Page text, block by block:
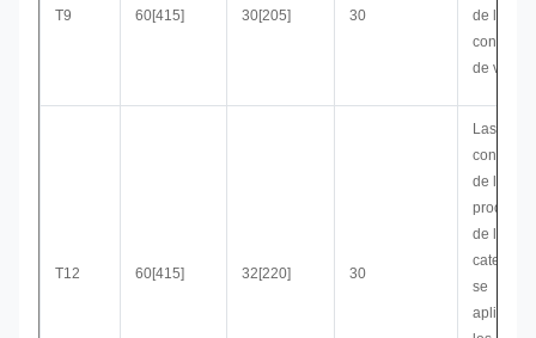
T9 60[415] 30[205] 30
de las
de venta
T12 60[415] 32[220] 30
Las
de los
productos
de la
categoría
se
aplicarán